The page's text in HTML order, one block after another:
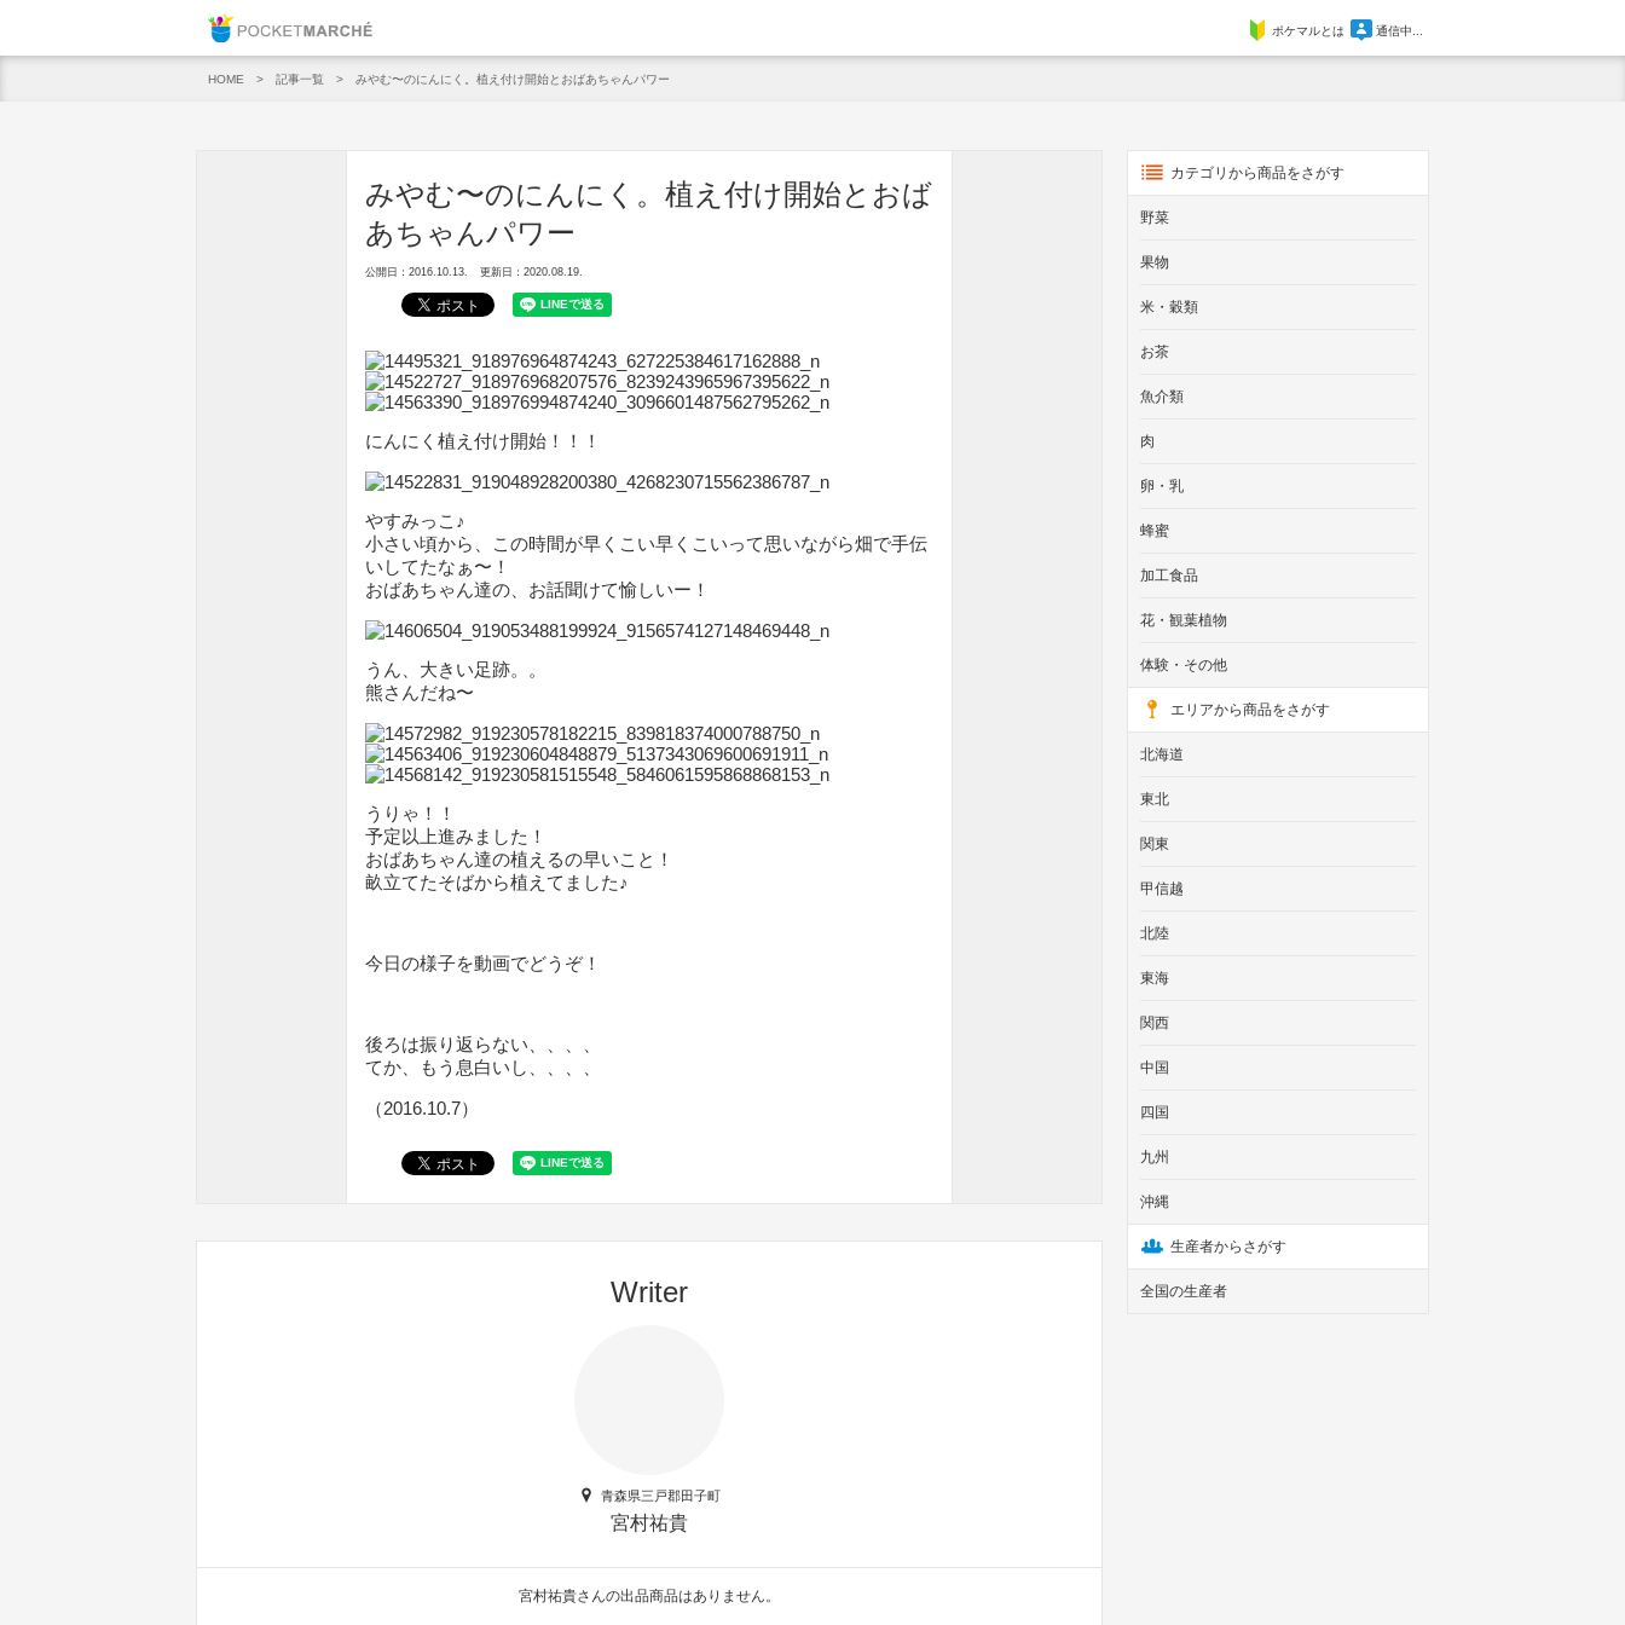
ポケマルとは 通信中...
HOME 記事一覧 みやむ〜のにんにく。植え付け開始とおばあちゃんパワー
みやむ〜のにんにく。植え付け開始とおば
あちゃんパワー
公開日：2016.10.13. 更新日：2020.08.19.
にんにく植え付け開始！！！
やすみっこ♪
小さい頃から、この時間が早くこい早くこいって思いながら畑で手伝
いしてたなぁ〜！
おばあちゃん達の、お話聞けて愉しいー！
うん、大きい足跡。。
熊さんだね〜
うりゃ！！
予定以上進みました！
おばあちゃん達の植えるの早いこと！
畝立てたそばから植えてました♪
今日の様子を動画でどうぞ！
後ろは振り返らない、、、、
てか、もう息白いし、、、、
（2016.10.7）
Writer
青森県三戸郡田子町
宮村祐貴
宮村祐貴さんの出品商品はありません。
カテゴリから商品をさがす
野菜
果物
米・穀類
お茶
魚介類
肉
卵・乳
蜂蜜
加工食品
花・観葉植物
体験・その他
エリアから商品をさがす
北海道
東北
関東
甲信越
北陸
東海
関西
中国
四国
九州
沖縄
生産者からさがす
全国の生産者